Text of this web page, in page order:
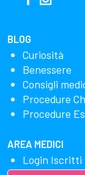
BLOG
Curiosità
Benessere
Consigli
Procedure
Procedure
AREA MEDICI
Login Iscritti